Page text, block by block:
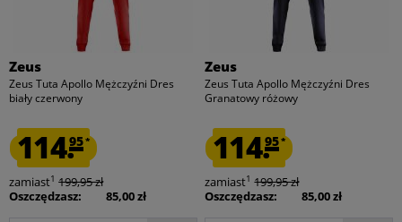
Zeus
Zeus Tuta Apollo Mężczyźni Dres
biały czerwony
114.95*
zamiast1 199,95 zł
Oszczędzasz:
85,00 zł
Zeus
Zeus Tuta Apollo Mężczyźni Dres
Granatowy różowy
114.95*
zamiast1 199,95 zł
Oszczędzasz:
85,00 zł